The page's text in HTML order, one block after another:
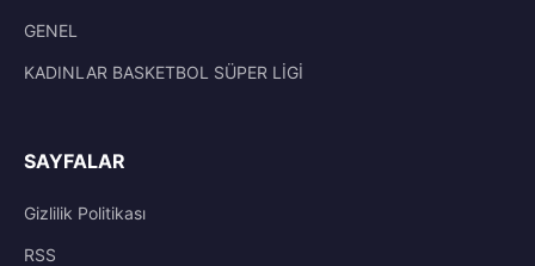
GENEL
KADINLAR BASKETBOL SÜPER LİGİ
SAYFALAR
Gizlilik Politikası
RSS